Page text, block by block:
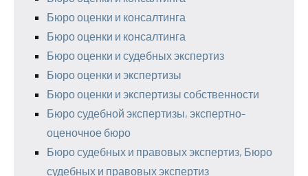
Бюро оценки и консалтинга
Бюро оценки и консалтинга
Бюро оценки и судебных экспертиз
Бюро оценки и экспертизы
Бюро оценки и экспертизы собственности
Бюро судебной экспертизы, экспертно-
оценочное бюро
Бюро судебных и правовых экспертиз, Бюро
судебных и правовых экспертиз